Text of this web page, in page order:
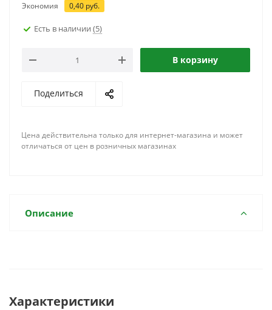
Экономия 0,40 руб.
Есть в наличии (5)
В корзину
Поделиться
Цена действительна только для интернет-магазина и может
отличаться от цен в розничных магазинах
Описание
Характеристики